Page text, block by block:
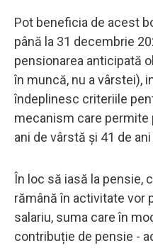
Pot beneficia de acest
până la 31 decembrie
pensionarea anticipată
în muncă, nu a vârstei),
îndeplinesc criteriile
mecanism care permite
ani de vârstă și 41 de
În loc să iasă la pensie,
rămână în activitate vor
salariu, suma care în
contribuție de pensie -